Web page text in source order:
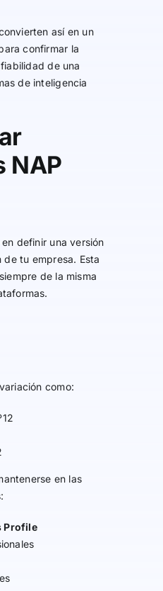
así en un
confirmar la
de una
de inteligencia
NAP
definir una versión
tu empresa. Esta
de la misma
como:
en las
Profile